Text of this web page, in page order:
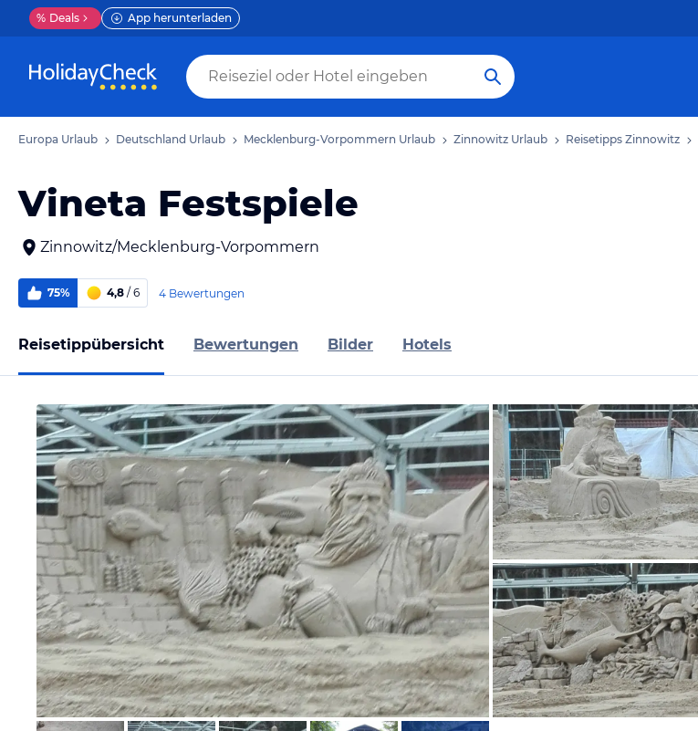
% Deals App herunterladen
Europa Urlaub Deutschland Urlaub Mecklenburg-Vorpommern Urlaub Zinnowitz Urlaub Reisetipps Zinnowitz
Vineta Festspiele
Zinnowitz/Mecklenburg-Vorpommern
75% 4,8 / 6 4 Bewertungen
Reisetippübersicht Bewertungen Bilder Hotels
Bild melden
von Waltraut